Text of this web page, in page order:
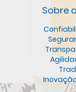
Sobre a